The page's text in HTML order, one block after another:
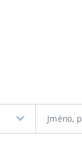
Jméno,